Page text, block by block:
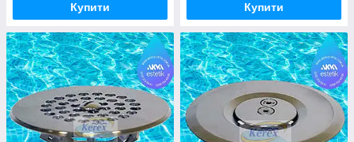
Купити Купити